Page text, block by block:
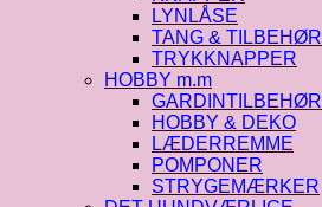
LYNLÅSE
TANG & TILBEHØR
TRYKKNAPPER
HOBBY m.m
GARDINTILBEHØR
HOBBY & DEKO
LÆDERREMME
POMPONER
STRYGEMÆRKER